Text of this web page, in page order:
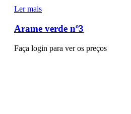
Ler mais
Arame verde nº3
Faça login para ver os preços